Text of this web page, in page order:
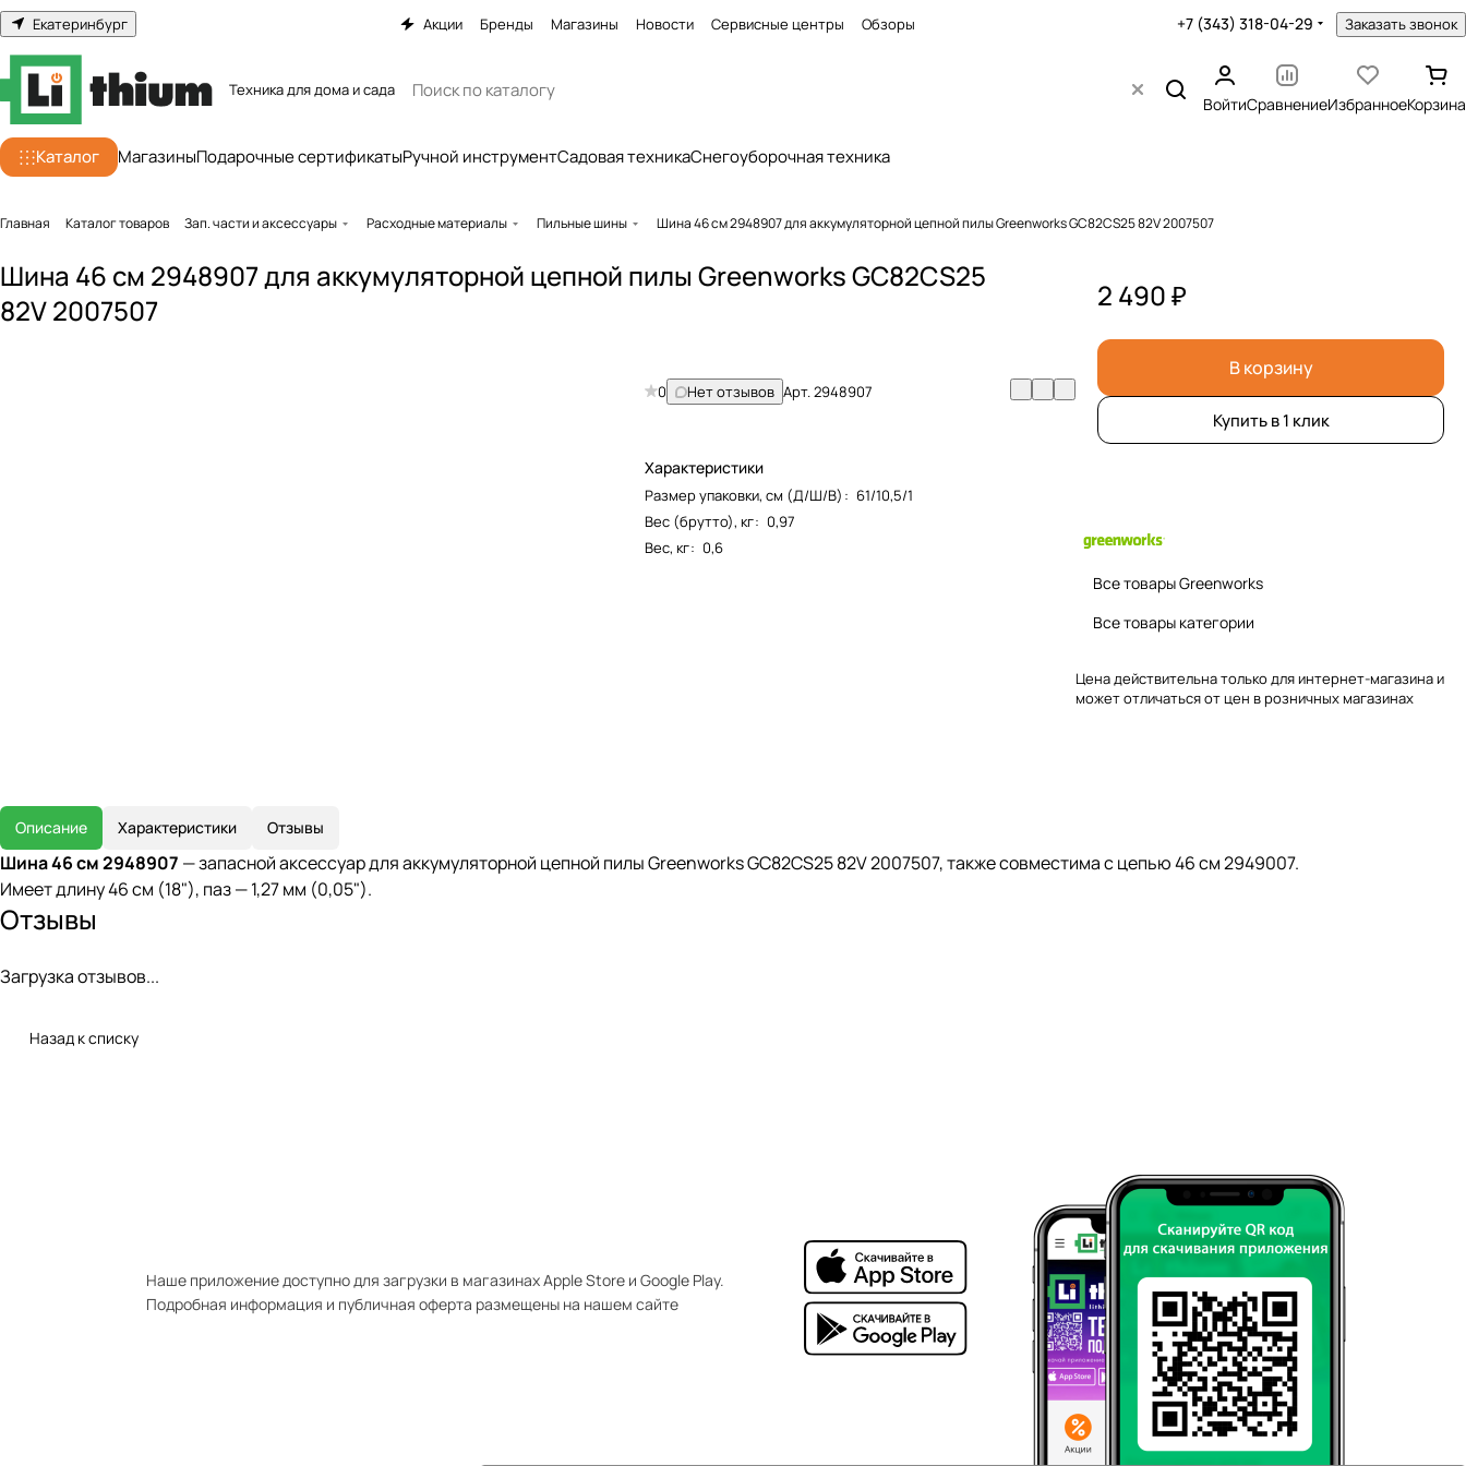
Екатеринбург Акции Бренды Магазины Новости Сервисные центры Обзоры +7 (343) 318-04-29 Заказать звонок
Техника для дома и сада
ВойтиСравнениеИзбранноеКорзина
Каталог МагазиныПодарочные сертификатыРучной инструментСадовая техникаСнегоуборочная техника
Главная Каталог товаров Зап. части и аксессуары Расходные материалы Пильные шины Шина 46 см 2948907 для аккумуляторной цепной пилы Greenworks GC82CS25 82V 2007507
Шина 46 см 2948907 для аккумуляторной цепной пилы Greenworks GC82CS25
82V 2007507
0 Нет отзывов Арт.2948907
Характеристики
Размер упаковки, см (Д/Ш/В) : 61/10,5/1
Вес (брутто), кг: 0,97
Вес, кг: 0,6
2 490 ₽
В корзину
Купить в 1 клик
Все товары Greenworks
Все товары категории
Цена действительна только для интернет-магазина и
может отличаться от цен в розничных магазинах
Описание Характеристики Отзывы
Шина 46 см 2948907 — запасной аксессуар для аккумуляторной цепной пилы Greenworks GC82CS25 82V 2007507, также совместима с цепью 46 см 2949007.
Имеет длину 46 см (18"), паз — 1,27 мм (0,05").
Отзывы
Загрузка отзывов...
Назад к списку
Наше приложение доступно для загрузки в магазинах Apple Store и Google Play.
Подробная информация и публичная оферта размещены на нашем сайте